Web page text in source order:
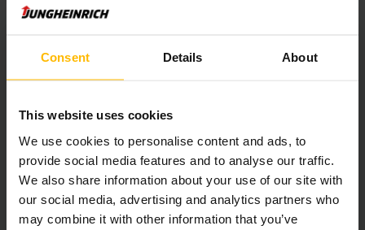
Consent Details About
This website uses cookies
We use cookies to personalise content and ads, to
provide social media features and to analyse our traffic.
We also share information about your use of our site with
our social media, advertising and analytics partners who
may combine it with other information that you’ve